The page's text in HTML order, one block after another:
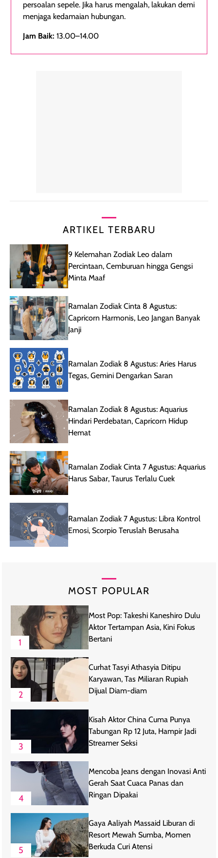
persoalan sepele. Jika harus mengalah, lakukan demi
menjaga kedamaian hubungan.
Jam Baik: 13.00–14.00
ARTIKEL TERBARU
9 Kelemahan Zodiak Leo dalam
Percintaan, Cemburuan hingga Gengsi
Minta Maaf
Ramalan Zodiak Cinta 8 Agustus:
Capricorn Harmonis, Leo Jangan Banyak
Janji
Ramalan Zodiak 8 Agustus: Aries Harus
Tegas, Gemini Dengarkan Saran
Ramalan Zodiak 8 Agustus: Aquarius
Hindari Perdebatan, Capricorn Hidup
Hemat
Ramalan Zodiak Cinta 7 Agustus: Aquarius
Harus Sabar, Taurus Terlalu Cuek
Ramalan Zodiak 7 Agustus: Libra Kontrol
Emosi, Scorpio Teruslah Berusaha
MOST POPULAR
1
Most Pop: Takeshi Kaneshiro Dulu
Aktor Tertampan Asia, Kini Fokus
Bertani
2
Curhat Tasyi Athasyia Ditipu
Karyawan, Tas Miliaran Rupiah
Dijual Diam-diam
3
Kisah Aktor China Cuma Punya
Tabungan Rp 12 Juta, Hampir Jadi
Streamer Seksi
4
Mencoba Jeans dengan Inovasi Anti
Gerah Saat Cuaca Panas dan
Ringan Dipakai
5
Gaya Aaliyah Massaid Liburan di
Resort Mewah Sumba, Momen
Berkuda Curi Atensi